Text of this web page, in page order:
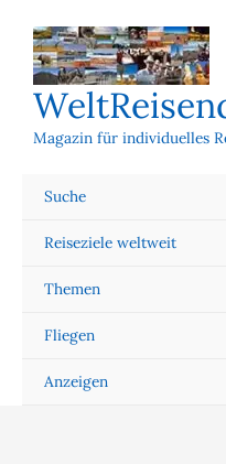
Inhalt
springen
Magazin für individuelles
Suche
Reiseziele weltweit
Themen
Fliegen
Anzeigen